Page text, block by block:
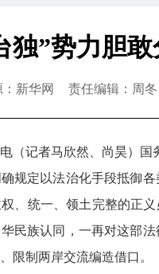
独”势力胆
新华网 责任编辑：周冬
（记者马欣然、尚昊）
规定以法治化手段抵御
、统一、领土完整的正
民族认同，一再对这部
限制两岸交流编造借口。